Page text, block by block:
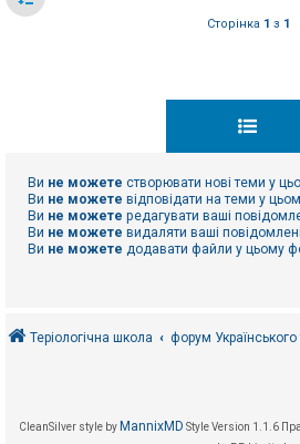
Сторінка 1 з 1
Ви не можете створювати нові теми у
Ви не можете відповідати на теми у
Ви не можете редагувати ваші
Ви не можете видаляти ваші
Ви не можете додавати файли у цьому
Теріологічна школа форум Українського
CleanSilver style byMannixMD Style Version 1.1.6